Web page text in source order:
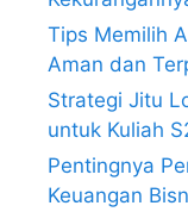
Tips Memilih
Aman dan
Strategi Jitu
untuk Kuliah
Pentingnya
Keuangan